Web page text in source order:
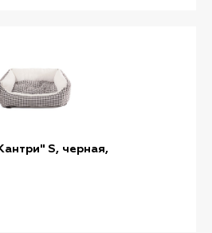
S, черная,